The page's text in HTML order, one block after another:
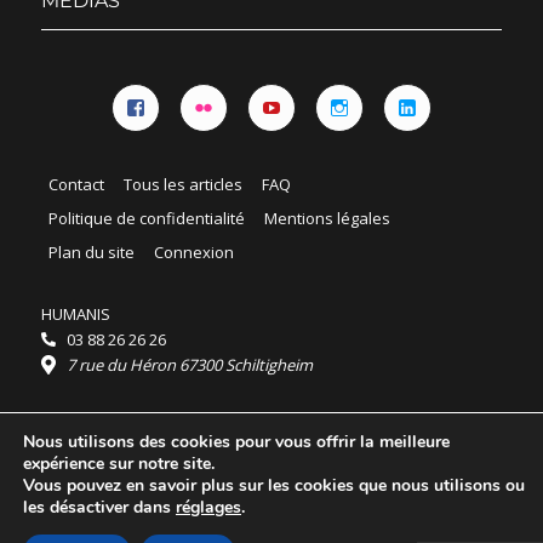
Contact Tous les articles
FAQ
Politique de confidentialité
Mentions légales
Plan du site
Connexion
HUMANIS
03 88 26 26 26
7 rue du Héron 67300 Schiltigheim
Horaires :
HUMANIS : du lundi au vendredi 9h - 18h
Ordidocaz : du lundi au vendredi 8h - 19h
© 2025 HUMANIS, tous droits réservés.
Licence Creative Commons Attribution 4.0
Nous utilisons des cookies pour vous offrir la meilleure
expérience sur notre site.
Vous pouvez en savoir plus sur les cookies que nous utilisons ou
les désactiver dans réglages.